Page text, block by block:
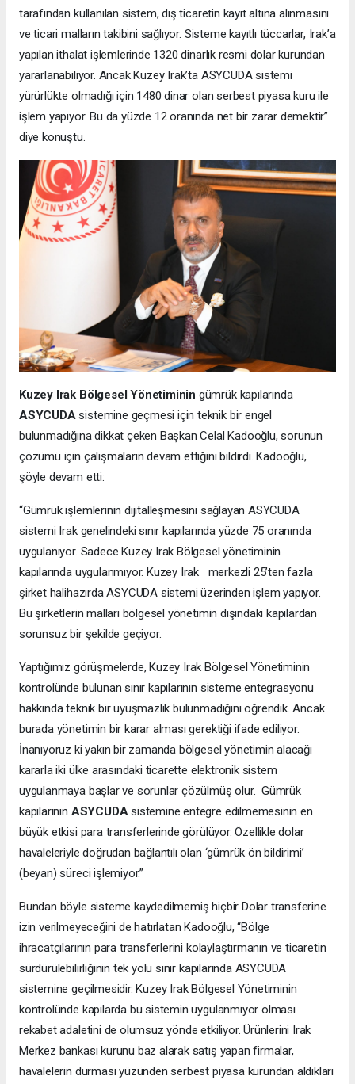
tarafından kullanılan sistem, dış ticaretin kayıt altına alınmasını
ve ticari malların takibini sağlıyor. Sisteme kayıtlı tüccarlar, Irak’a
yapılan ithalat işlemlerinde 1320 dinarlık resmi dolar kurundan
yararlanabiliyor. Ancak Kuzey Irak’ta ASYCUDA sistemi
yürürlükte olmadığı için 1480 dinar olan serbest piyasa kuru ile
işlem yapıyor. Bu da yüzde 12 oranında net bir zarar demektir”
diye konuştu.
Kuzey Irak Bölgesel Yönetiminin gümrük kapılarında
ASYCUDAsistemine geçmesi için teknik bir engel
bulunmadığına dikkat çeken Başkan Celal Kadooğlu, sorunun
çözümü için çalışmaların devam ettiğini bildirdi. Kadooğlu,
şöyle devam etti:
“Gümrük işlemlerinin dijitalleşmesini sağlayan ASYCUDA
sistemi Irak genelindeki sınır kapılarında yüzde 75 oranında
uygulanıyor. Sadece Kuzey Irak Bölgesel yönetiminin
kapılarında uygulanmıyor. Kuzey Irak merkezli 25’ten fazla
şirket halihazırda ASYCUDA sistemi üzerinden işlem yapıyor.
Bu şirketlerin malları bölgesel yönetimin dışındaki kapılardan
sorunsuz bir şekilde geçiyor.
Yaptığımız görüşmelerde, Kuzey Irak Bölgesel Yönetiminin
kontrolünde bulunan sınır kapılarının sisteme entegrasyonu
hakkında teknik bir uyuşmazlık bulunmadığını öğrendik. Ancak
burada yönetimin bir karar alması gerektiği ifade ediliyor.
İnanıyoruz ki yakın bir zamanda bölgesel yönetimin alacağı
kararla iki ülke arasındaki ticarette elektronik sistem
uygulanmaya başlar ve sorunlar çözülmüş olur. Gümrük
kapılarının ASYCUDAsistemine entegre edilmemesinin en
büyük etkisi para transferlerinde görülüyor. Özellikle dolar
havaleleriyle doğrudan bağlantılı olan ‘gümrük ön bildirimi’
(beyan) süreci işlemiyor.”
Bundan böyle sisteme kaydedilmemiş hiçbir Dolar transferine
izin verilmeyeceğini de hatırlatan Kadooğlu, “Bölge
ihracatçılarının para transferlerini kolaylaştırmanın ve ticaretin
sürdürülebilirliğinin tek yolu sınır kapılarında ASYCUDA
sistemine geçilmesidir. Kuzey Irak Bölgesel Yönetiminin
kontrolünde kapılarda bu sistemin uygulanmıyor olması
rekabet adaletini de olumsuz yönde etkiliyor. Ürünlerini Irak
Merkez bankası kurunu baz alarak satış yapan firmalar,
havalelerin durması yüzünden serbest piyasa kurundan aldıkları